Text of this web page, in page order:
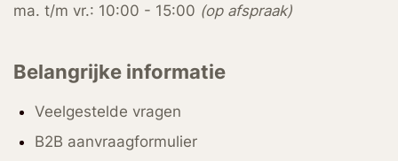
ma. t/m vr.: 10:00 - 15:00 (op afspraak)
Belangrijke informatie
Veelgestelde vragen
B2B aanvraagformulier